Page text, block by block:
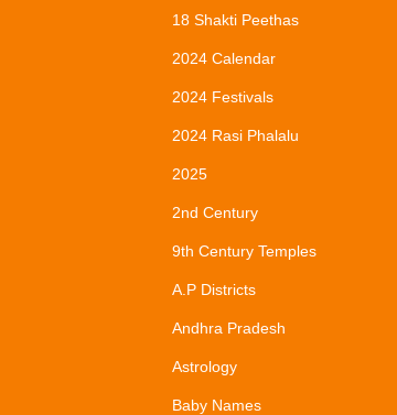
18 Shakti Peethas
2024 Calendar
2024 Festivals
2024 Rasi Phalalu
2025
2nd Century
9th Century Temples
A.P Districts
Andhra Pradesh
Astrology
Baby Names